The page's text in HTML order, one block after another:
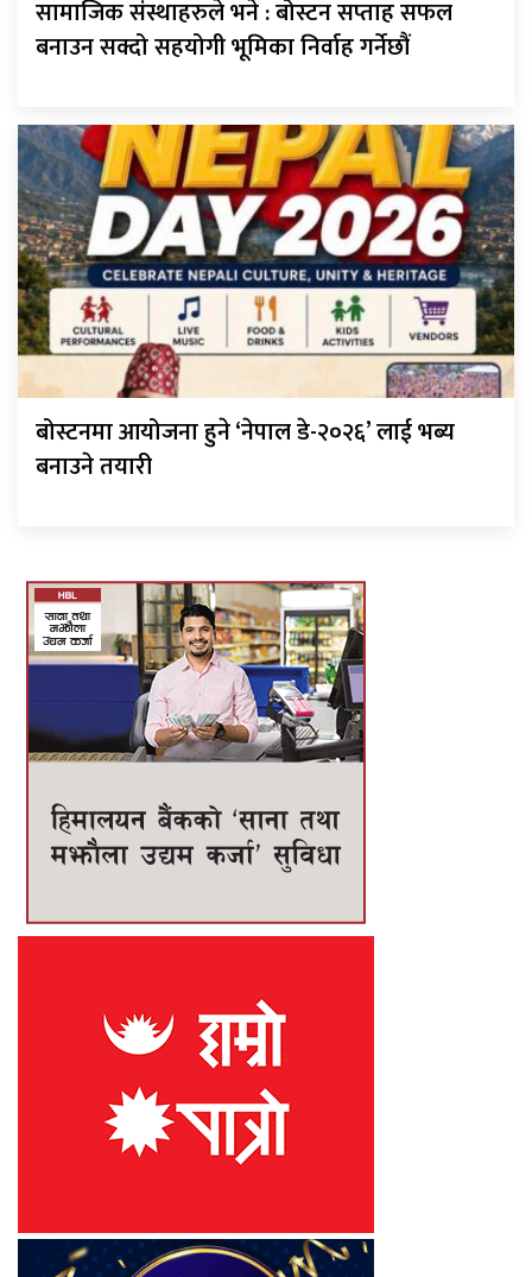
सामाजिक संस्थाहरुले भने : बोस्टन सप्ताह सफल
बनाउन सक्दो सहयोगी भूमिका निर्वाह गर्नेछौं
बोस्टनमा आयोजना हुने ‘नेपाल डे-२०२६’ लाई भब्य
बनाउने तयारी